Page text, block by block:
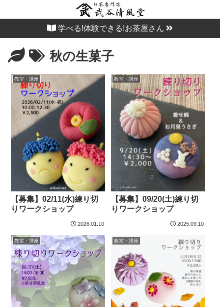
学べる!体験できる!お茶屋さん
秋の生菓子
教室・講座
【募集】02/11(水)練り切
りワークショップ
2026.01.10
教室・講座
【募集】09/20(土)練り切
りワークショップ
2025.09.10
教室・講座 教室・講座